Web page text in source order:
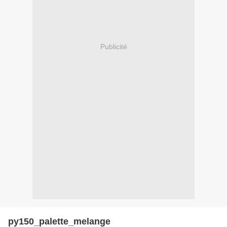
Publicité
py150_palette_melange